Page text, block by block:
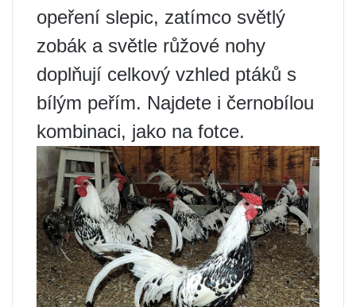
opeření slepic, zatímco světlý
zobák a světle růžové nohy
doplňují celkový vzhled ptáků s
bílým peřím. Najdete i černobílou
kombinaci, jako na fotce.